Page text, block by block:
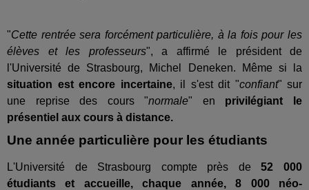
"Cette rentrée sera forcément particulière, à la fois pour les
élèves et les professeurs", a affirmé le président de
l'Université de Strasbourg, Michel Deneken. Même si la
situation est encore incertaine, il s'est dit "confiant" sur
une reprise des cours "normale" en privilégiant le
présentiel aux cours à distance.
Une année particulière pour les étudiants
L'Université de Strasbourg compte près de52 000
étudiants et accueille, chaque année, 8 000 néo-